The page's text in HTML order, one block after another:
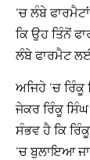
‘ਚ ਲੰਬੇ
ਕਿ ਉਹ ਤਿੰਨੋਂ
ਲੰਬੇ ਫਾਰਮੈਟ ਲਈ
ਅਜਿਹੇ ‘ਚ
ਜੇਕਰ ਰਿੰਕੂ
ਸੰਭਵ ਹੈ ਕਿ
‘ਚ ਬੁਲਾਇਆ